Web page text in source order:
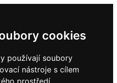
cookies
používají soubory
nástroje s cílem
prostředí,